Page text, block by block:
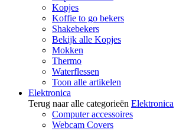
Kopjes
Koffie to go bekers
Shakebekers
Bekijk alle Kopjes
Mokken
Thermo
Waterflessen
Toon alle artikelen
Elektronica
Terug naar alle categorieën Elektronica
Computer accessoires
Webcam Covers